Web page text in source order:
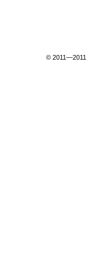
© 2011—2011